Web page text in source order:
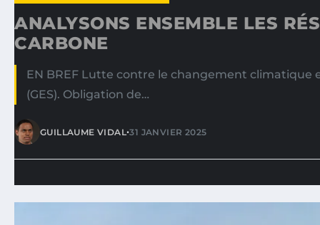
ANALYSONS ENSEMBLE LES
CARBONE
EN BREF Lutte contre le changement climatique
(GES). Obligation de…
GUILLAUME VIDAL•31 JANVIER 2025